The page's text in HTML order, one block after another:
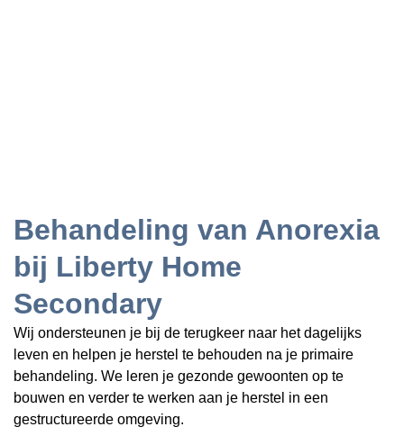
Behandeling van Anorexia
bij Liberty Home
Secondary
Wij ondersteunen je bij de terugkeer naar het dagelijks
leven en helpen je herstel te behouden na je primaire
behandeling. We leren je gezonde gewoonten op te
bouwen en verder te werken aan je herstel in een
gestructureerde omgeving.